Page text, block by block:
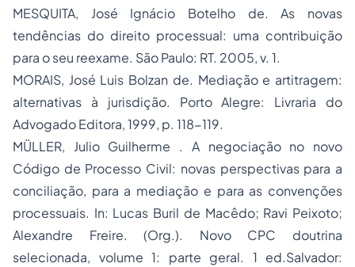
MESQUITA, José Ignácio Botelho de. As novas
tendências do direito processual: uma contribuição
para o seu reexame. São Paulo: RT. 2005, v. 1.
MORAIS, José Luis Bolzan de. Mediação e artitragem:
alternativas à jurisdição. Porto Alegre: Livraria do
Advogado Editora, 1999, p. 118-119.
MÜLLER, Julio Guilherme . A negociação no novo
Código de Processo Civil: novas perspectivas para a
conciliação, para a mediação e para as convenções
processuais. In: Lucas Buril de Macêdo; Ravi Peixoto;
Alexandre Freire. (Org.). Novo CPC doutrina
selecionada, volume 1: parte geral. 1 ed.Salvador: